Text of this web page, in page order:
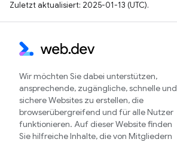
Zuletzt aktualisiert: 2025-01-13 (UTC).
Wir möchten Sie dabei unterstützen,
ansprechende, zugängliche, schnelle und
sichere Websites zu erstellen, die
browserübergreifend und für alle Nutzer
funktionieren. Auf dieser Website finden
Sie hilfreiche Inhalte, die von Mitgliedern